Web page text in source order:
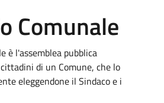
Comunale
è l'assemblea pubblica
di un Comune, che lo
eleggendone il Sindaco e i